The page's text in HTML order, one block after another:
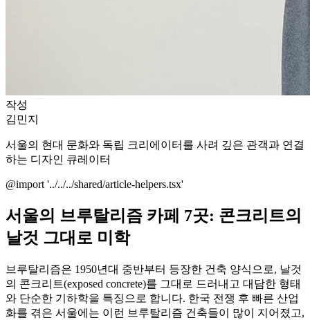
작성
김민지
서울의 현대 문화와 독립 크리에이터를 사려 깊은 관객과 연결
하는 디자인 큐레이터
@import '../../../shared/article-helpers.tsx'
서울의 브루탈리즘 카페 7곳: 콘크리트의
날것 그대로 미학
브루탈리즘은 1950년대 중반부터 등장한 건축 양식으로, 날것
의 콘크리트(exposed concrete)를 그대로 드러내고 대담한 형태
와 단순한 기하학을 특징으로 합니다. 한국 전쟁 후 빠른 산업
화를 겪은 서울에는 이런 브루탈리즘 건축들이 많이 지어졌고,